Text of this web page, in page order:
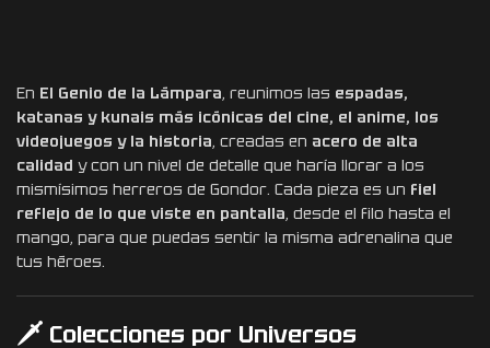
En El Genio de la Lámpara, reunimos las espadas,
katanas y kunais más icónicas del cine, el anime, los
videojuegos y la historia, creadas en acero de alta
calidad y con un nivel de detalle que haría llorar a los
mismísimos herreros de Gondor. Cada pieza es un fiel
reflejo de lo que viste en pantalla, desde el filo hasta el
mango, para que puedas sentir la misma adrenalina que
tus héroes.
🗡️ Colecciones por Universos